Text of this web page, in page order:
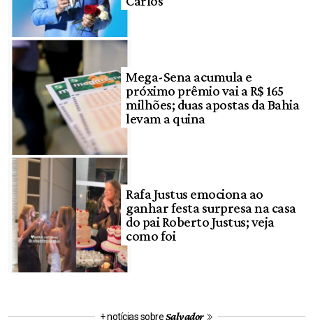
Mega-Sena acumula e
próximo prêmio vai a R$ 165
milhões; duas apostas da Bahia
levam a quina
Rafa Justus emociona ao
ganhar festa surpresa na casa
do pai Roberto Justus; veja
como foi
+ notícias sobreSalvador